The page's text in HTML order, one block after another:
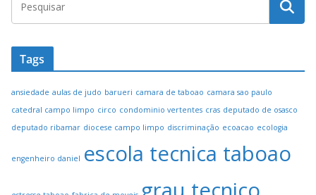
Tags
ansiedade aulas de judo barueri camara de taboao camara sao paulo
catedral campo limpo circo condominio vertentes cras deputado de osasco
deputado ribamar diocese campo limpo discriminação ecoacao ecologia
engenheiro daniel escola tecnica taboao